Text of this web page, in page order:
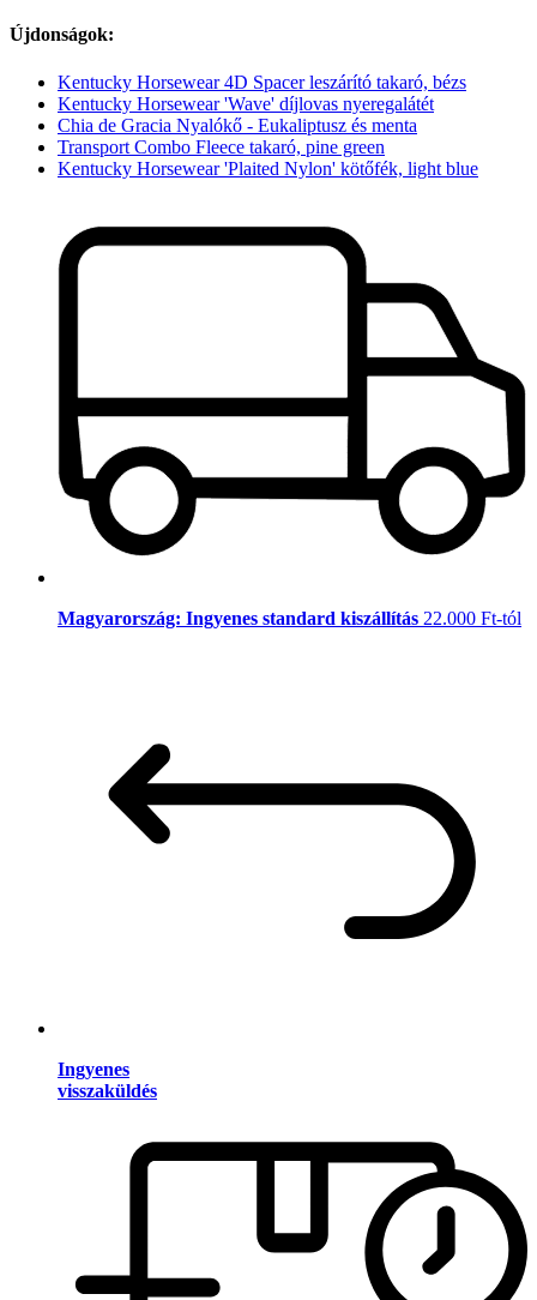
Újdonságok:
Kentucky Horsewear 4D Spacer leszárító takaró, bézs
Kentucky Horsewear 'Wave' díjlovas nyeregalátét
Chia de Gracia Nyalókő - Eukaliptusz és menta
Transport Combo Fleece takaró, pine green
Kentucky Horsewear 'Plaited Nylon' kötőfék, light blue
Magyarország: Ingyenes standard kiszállítás 22.000 Ft-tól
Ingyenes
visszaküldés